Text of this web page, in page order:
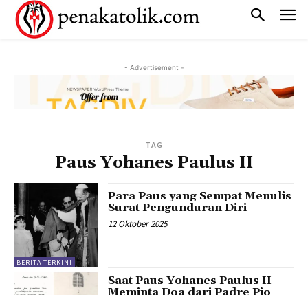
- Advertisement -
TAG
Paus Yohanes Paulus II
BERITA TERKINI
Para Paus yang Sempat Menulis
Surat Pengunduran Diri
12 Oktober 2025
Saat Paus Yohanes Paulus II
Meminta Doa dari Padre Pio